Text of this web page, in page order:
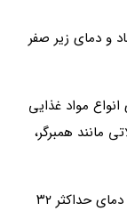
و دمای زیر صفر
مواد غذایی
مانند همبرگر،
در ایران سردخانه های زیر صفر با قابلیت ایجاد دمای حداکثر ۳۲